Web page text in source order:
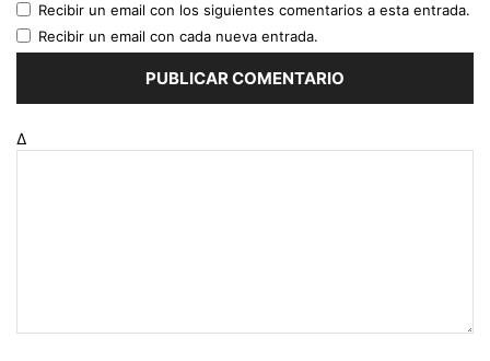
Recibir un email con los siguientes comentarios a esta entrada.
Recibir un email con cada nueva entrada.
Δ